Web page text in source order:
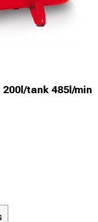
200l/tank 485l/min